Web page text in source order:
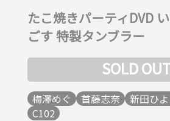
たこ焼きパーティDVD
ごす 特製タンブラー
SOLD
梅澤めぐ 首藤志奈 新田ひよ
C102